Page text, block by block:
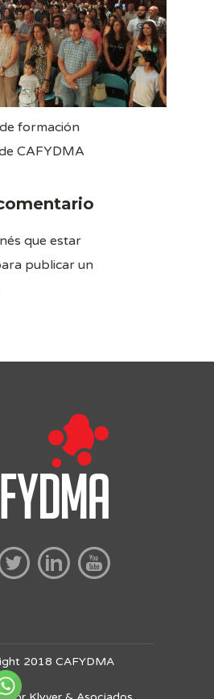
formación
CAFYDMA
que estar
publicar un
2018 CAFYDMA